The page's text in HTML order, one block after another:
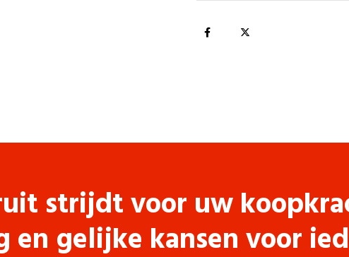
strijdt voor uw
en gelijke kansen voor